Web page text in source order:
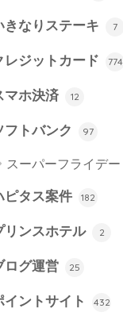
きなりステーキ 7
レジットカード 774
マホ決済 12
フトバンク 97
スーパーフライデー
ピタス案件 182
リンスホテル 2
ログ運営 25
イントサイト 432